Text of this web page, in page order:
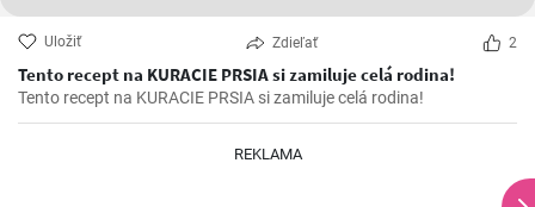
Uložiť Zdieľať 2
Tento recept na KURACIE PRSIA si zamiluje celá rodina!
Tento recept na KURACIE PRSIA si zamiluje celá rodina!
REKLAMA